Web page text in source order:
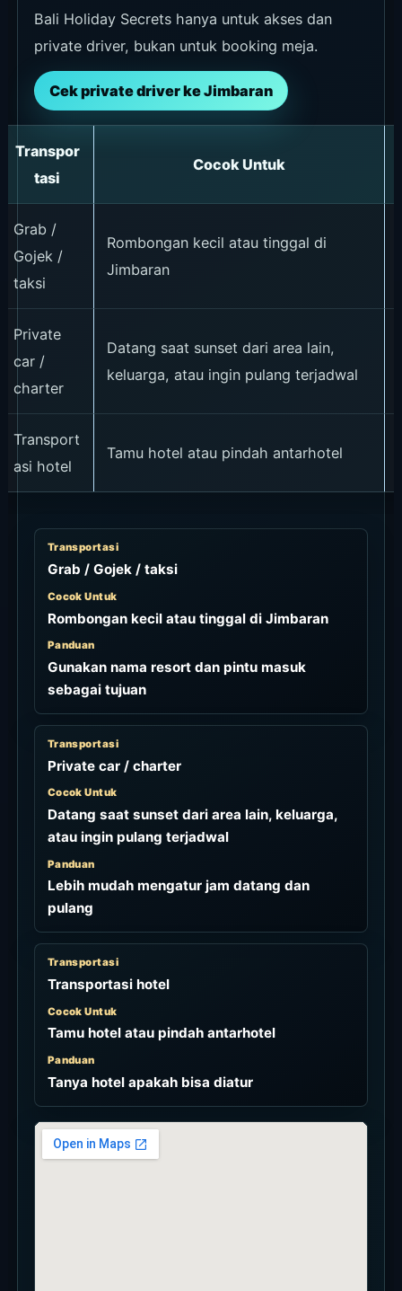
Bali Holiday Secrets hanya untuk akses dan
private driver, bukan untuk booking meja.
Cek private driver ke Jimbaran
Transpor
tasi
Cocok Untuk
Grab /
Gojek /
taksi
Rombongan kecil atau tinggal di
Jimbaran
Private
car /
charter
Datang saat sunset dari area lain,
keluarga, atau ingin pulang terjadwal
Transport
asi hotel
Tamu hotel atau pindah antarhotel
Transportasi
Grab / Gojek / taksi
Cocok Untuk
Rombongan kecil atau tinggal di Jimbaran
Panduan
Gunakan nama resort dan pintu masuk
sebagai tujuan
Transportasi
Private car / charter
Cocok Untuk
Datang saat sunset dari area lain, keluarga,
atau ingin pulang terjadwal
Panduan
Lebih mudah mengatur jam datang dan
pulang
Transportasi
Transportasi hotel
Cocok Untuk
Tamu hotel atau pindah antarhotel
Panduan
Tanya hotel apakah bisa diatur